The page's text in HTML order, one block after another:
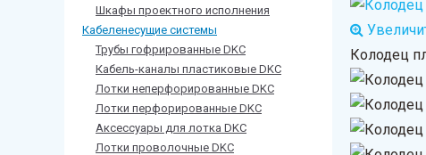
Шкафы проектного исполнения
Кабеленесущие системы
Трубы гофрированные DKC
Кабель-каналы пластиковые DKC
Лотки неперфорированные DKC
Лотки перфорированные DKC
Аксессуары для лотка DKC
Лотки проволочные DKC
Колодец